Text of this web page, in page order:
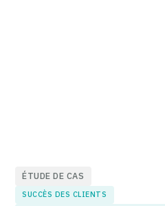
ÉTUDE DE CAS
SUCCÈS DES CLIENTS